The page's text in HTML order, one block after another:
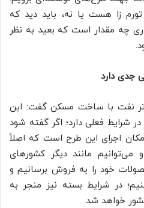
تورم زا هست یا نه، باید دید که
چه مقدار است که بعید به نظر
جدی دارد
نفت با ساخت مسکن گفت: این
شرایط فعلی دارد؛ اگر گفته شود
اجرای این طرح است که اصلاً
می‌توانیم مانند دیگر کشورهای
خود را به فروش برسانیم و
در شرایط بسته نیز منجر به
خواهد شد.